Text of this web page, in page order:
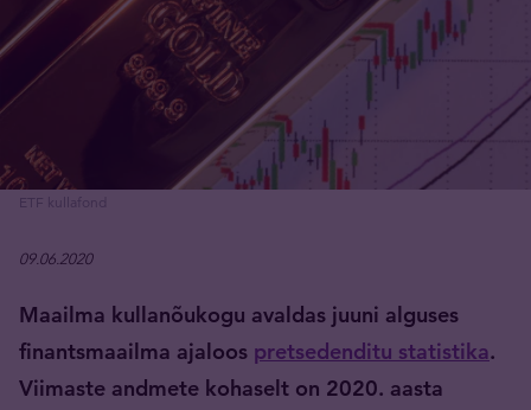
ETF kullafond
09.06.2020
Maailma kullanõukogu avaldas juuni alguses
finantsmaailma ajaloos pretsedenditu statistika.
Viimaste andmete kohaselt on 2020. aasta